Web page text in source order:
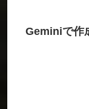
Geminiで作